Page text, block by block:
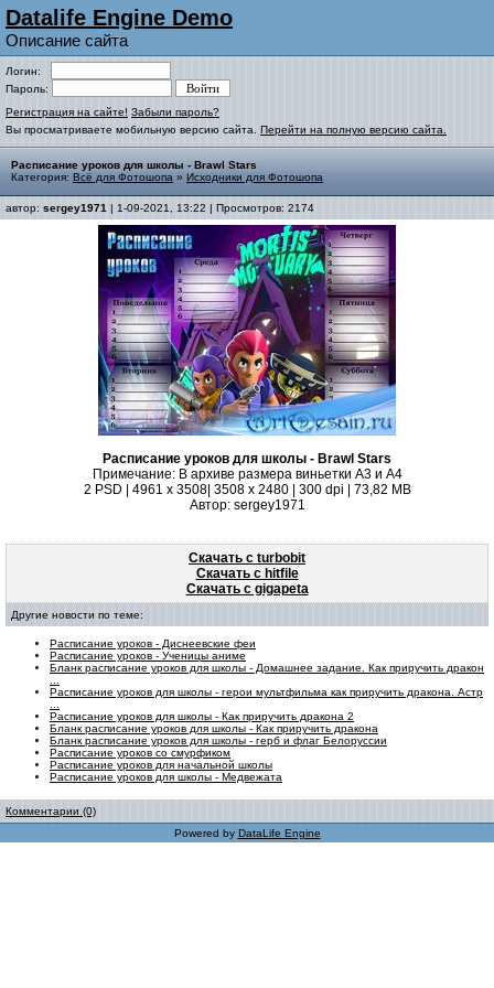
Datalife Engine Demo
Описание сайта
Логин:
Пароль:
Регистрация на сайте! Забыли пароль?
Вы просматриваете мобильную версию сайта. Перейти на полную версию сайта.
Расписание уроков для школы - Brawl Stars
Категория: Всё для Фотошопа » Исходники для Фотошопа
автор: sergey1971 | 1-09-2021, 13:22 | Просмотров: 2174
Расписание уроков для школы - Brawl Stars
Примечание: В архиве размера виньетки А3 и А4
2 PSD | 4961 x 3508| 3508 x 2480 | 300 dpi | 73,82 MB
Автор: sergey1971
Скачать с turbobit
Скачать с hitfile
Скачать с gigapeta
Другие новости по теме:
Расписание уроков - Диснеевские феи
Расписание уроков - Ученицы аниме
Бланк расписание уроков для школы - Домашнее задание. Как приручить дракон
Расписание уроков для школы - герои мультфильма как приручить дракона. Астр
Расписание уроков для школы - Как приручить дракона 2
Бланк расписание уроков для школы - Как приручить дракона
Бланк расписание уроков для школы - герб и флаг Белоруссии
Расписание уроков со смурфиком
Расписание уроков для начальной школы
Расписание уроков для школы - Медвежата
Комментарии (0)
Powered by DataLife Engine